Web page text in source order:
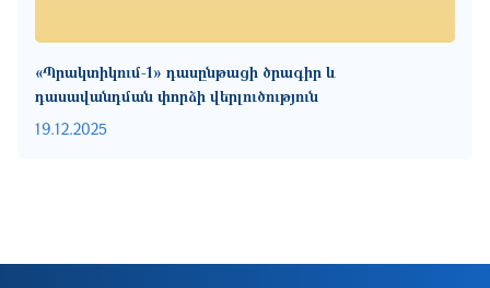
«Պրակտիկում-1» դասընթացի ծրագիր և
դասավանդման փորձի վերլուծություն
19.12.2025